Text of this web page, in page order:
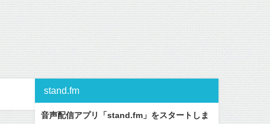
stand.fm
音声配信アプリ「stand.fm」をスタートしま